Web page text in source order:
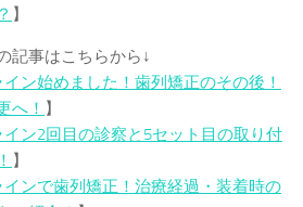
】
記事はこちらから↓
イン始めました！歯列矯正のその後！
へ！ 】
イン2回目の診察と5セット目の取り付
】
インで歯列矯正！治療経過・装着時の